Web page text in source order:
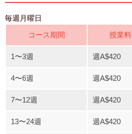
毎週月曜日
コース期間
授業料
1〜3週 週A$420
4〜6週 週A$420
7〜12週 週A$420
13〜24週 週A$420